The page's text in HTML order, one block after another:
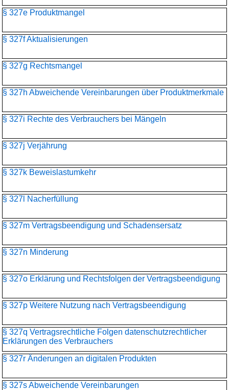
§ 327e Produktmangel
§ 327f Aktualisierungen
§ 327g Rechtsmangel
§ 327h Abweichende Vereinbarungen über Produktmerkmale
§ 327i Rechte des Verbrauchers bei Mängeln
§ 327j Verjährung
§ 327k Beweislastumkehr
§ 327l Nacherfüllung
§ 327m Vertragsbeendigung und Schadensersatz
§ 327n Minderung
§ 327o Erklärung und Rechtsfolgen der Vertragsbeendigung
§ 327p Weitere Nutzung nach Vertragsbeendigung
§ 327q Vertragsrechtliche Folgen datenschutzrechtlicher
Erklärungen des Verbrauchers
§ 327r Änderungen an digitalen Produkten
§ 327s Abweichende Vereinbarungen